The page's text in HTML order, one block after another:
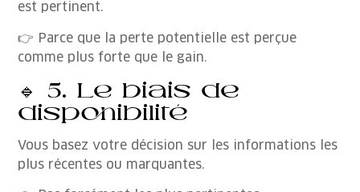
est pertinent.
👉 Parce que la perte potentielle est perçue
comme plus forte que le gain.
🔹 5. Le biais de
disponibilité
Vous basez votre décision sur les informations les
plus récentes ou marquantes.